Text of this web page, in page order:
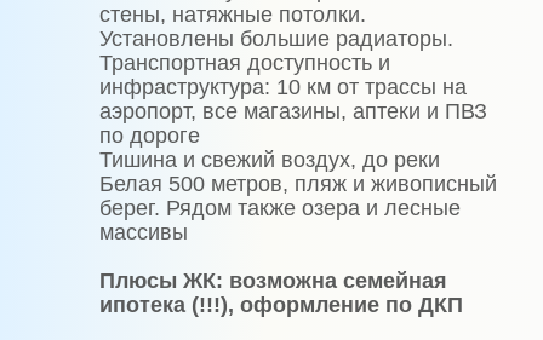
стены, натяжные потолки.
Установлены большие радиаторы.
Транспортная доступность и
инфраструктура: 10 км от трассы на
аэропорт, все магазины, аптеки и ПВЗ
по дороге
Тишина и свежий воздух, до реки
Белая 500 метров, пляж и живописный
берег. Рядом также озера и лесные
массивы
Плюсы ЖК: возможна семейная
ипотека (!!!), оформление по ДКП